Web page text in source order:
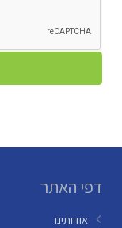
דפי האתר
אודותינו